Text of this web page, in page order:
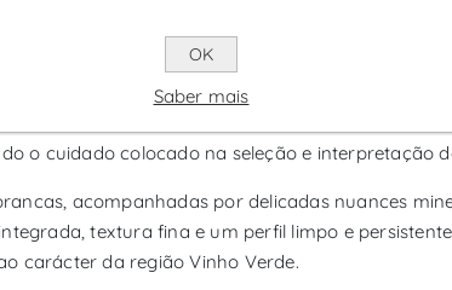
- Vinho Branco
região dos Vinhos Verdes, produzido pela
características desta região do noroeste de
o cuidado colocado na seleção e interpretação
acompanhadas por delicadas nuances
textura fina e um perfil limpo e
carácter da região Vinho Verde.
OK
Saber mais